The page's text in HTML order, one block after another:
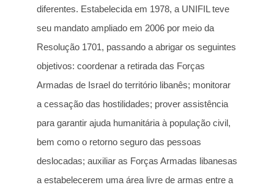
diferentes. Estabelecida em 1978, a UNIFIL teve
seu mandato ampliado em 2006 por meio da
Resolução 1701, passando a abrigar os seguintes
objetivos: coordenar a retirada das Forças
Armadas de Israel do território libanês; monitorar
a cessação das hostilidades; prover assistência
para garantir ajuda humanitária à população civil,
bem como o retorno seguro das pessoas
deslocadas; auxiliar as Forças Armadas libanesas
a estabelecerem uma área livre de armas entre a